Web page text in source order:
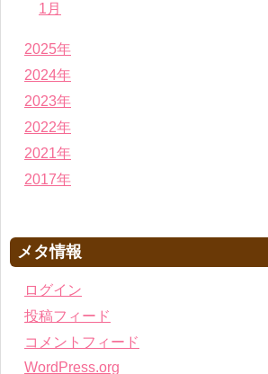
1月
2025年
2024年
2023年
2022年
2021年
2017年
メタ情報
ログイン
投稿フィード
コメントフィード
WordPress.org